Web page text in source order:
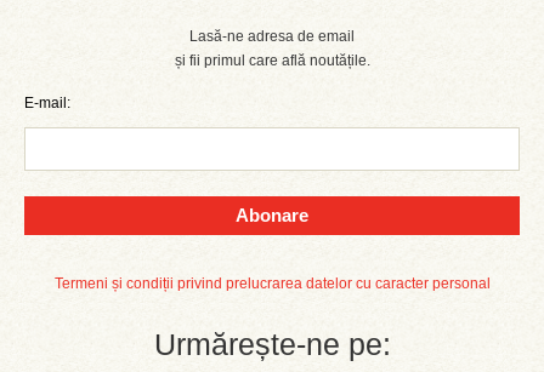
Lasă-ne adresa de email
și fii primul care află noutățile.
E-mail:
Abonare
Termeni și condiții privind prelucrarea datelor cu caracter personal
Urmărește-ne pe: